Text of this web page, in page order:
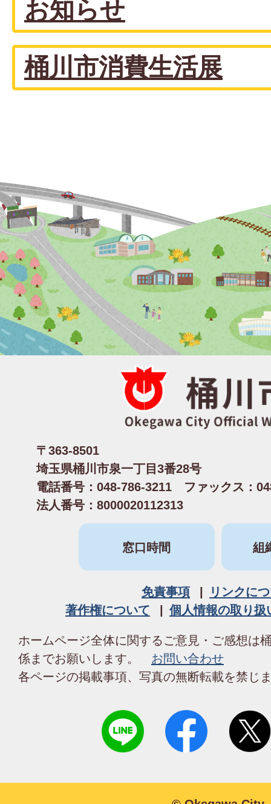
お知らせ
桶川市消費生活展
〒363-8501
埼玉県桶川市泉一丁目3番28号
電話番号：048-786-3211 ファックス：
法人番号：8000020112313
窓口時間 組
免責事項
リンクに
著作権について
個人情報の取り扱
ホームページ全体に関するご意見・ご感想は
係までお願いします。 お問い合わせ
各ページの掲載事項、写真の無断転載を禁じ